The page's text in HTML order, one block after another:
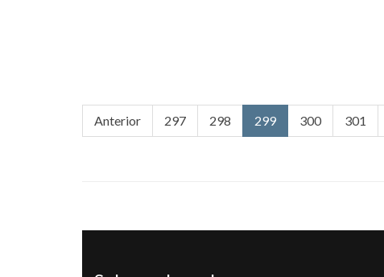
Anterior 297 298 299 300 301